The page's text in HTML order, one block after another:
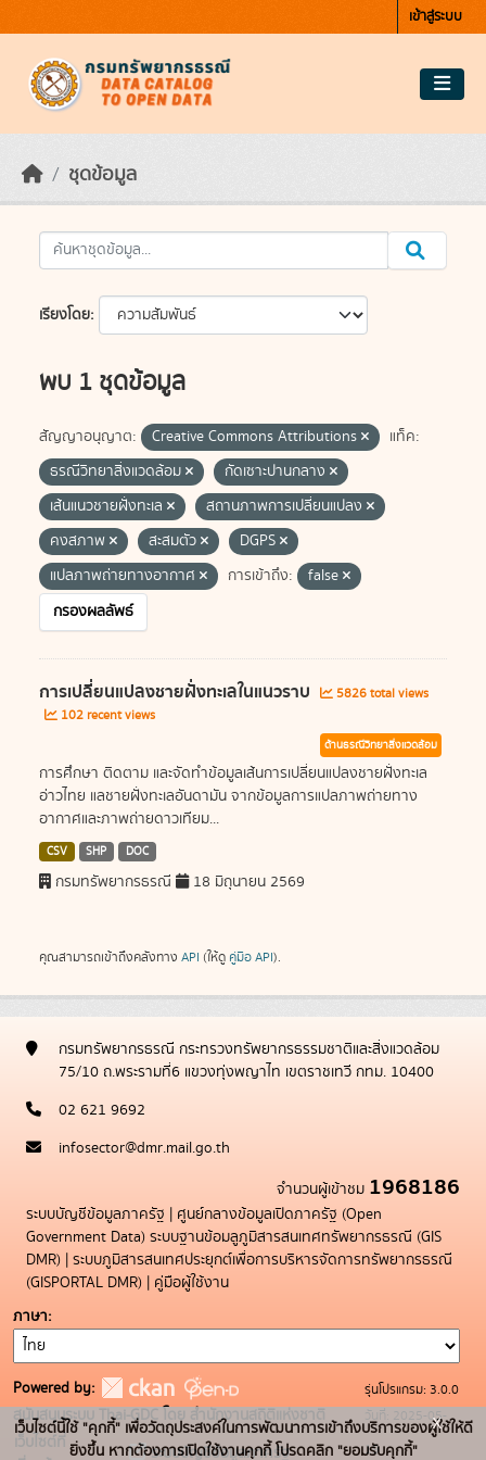
เข้าสู่ระบบ
ชุดข้อมูล
เรียงโดย
พบ 1 ชุดข้อมูล
สัญญาอนุญาต: Creative Commons Attributions
แท็ค:
ธรณีวิทยาสิ่งแวดล้อม
กัดเซาะปานกลาง
เส้นแนวชายฝั่งทะเล
สถานภาพการเปลี่ยนแปลง
คงสภาพ
สะสมตัว
DGPS
แปลภาพถ่ายทางอากาศ
การเข้าถึง:
false
กรองผลลัพธ์
การเปลี่ยนแปลงชายฝั่งทะเลในแนวราบ
5826 total views
102 recent views
ด้านธรณีวิทยาสิ่งแวดล้อม
การศึกษา ติดตาม และจัดทำข้อมูลเส้นการเปลี่ยนแปลงชายฝั่งทะเล
อ่าวไทย แลชายฝั่งทะเลอันดามัน จากข้อมูลการแปลภาพถ่ายทาง
อากาศและภาพถ่ายดาวเทียม...
CSV SHP DOC
กรมทรัพยากรธรณี 18 มิถุนายน 2569
คุณสามารถเข้าถึงคลังทาง API (ให้ดู คู่มือ API).
กรมทรัพยากรธรณี กระทรวงทรัพยากรธรรมชาติและสิ่งแวดล้อม
75/10 ถ.พระรามที่6 แขวงทุ่งพญาไท เขตราชเทวี กทม. 10400
02 621 9692
infosector@dmr.mail.go.th
จำนวนผู้เข้าชม 1968186
ระบบบัญชีข้อมูลภาครัฐ | ศูนย์กลางข้อมูลเปิดภาครัฐ (Open
Government Data) ระบบฐานข้อมลูภูมิสารสนเทศทรัพยากรธรณี (GIS
DMR) | ระบบภูมิสารสนเทศประยุกต์เพื่อการบริหารจัดการทรัพยากรธรณี
(GISPORTAL DMR) | คู่มือผู้ใช้งาน
ภาษา
Powered by:
สนับสนุนระบบ Thai-GDC โดย สำนักงานสถิติแห่งชาติ
เว็บไซต์ที่
ระบบบัญชีข้อมูลภาครัฐ
รุ่นโปรแกรม: 3.0.0
วันที่: 2025-05-
19
เว็บไซต์นี้ใช้ "คุกกี้" เพื่อวัตถุประสงค์ในการพัฒนาการเข้าถึงบริการของผู้ใช้ให้ดี
ยิ่งขึ้น หากต้องการเปิดใช้งานคุกกี้ โปรดคลิก "ยอมรับคุกกี้"
x